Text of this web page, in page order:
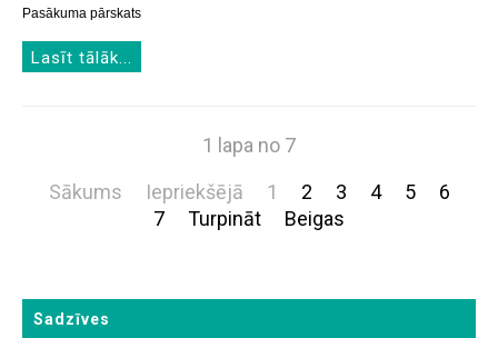
Pasākuma pārskats
Lasīt tālāk...
1 lapa no 7
Sākums
Iepriekšējā 1 2 3 4 5
6
7
Turpināt Beigas
Sadzīves